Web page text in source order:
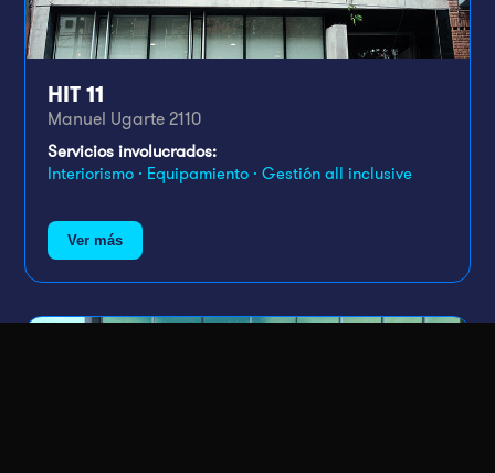
HIT 11
Manuel Ugarte 2110
Servicios involucrados:
Interiorismo · Equipamiento · Gestión all inclusive
Ver más